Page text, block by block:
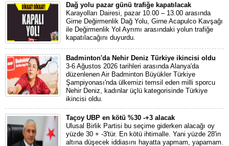
Dağ yolu pazar günü trafiğe kapatılacak
Karayolları Dairesi, pazar 10.00 – 13.00 arasında
Girne Değirmenlik Dağ Yolu, Girne Acapulco Kavşağı
ile Değirmenlik Yol Ayrımı arasındaki yolun trafiğe
kapatılacağını duyurdu.
Badminton'da Nehir Deniz Türkiye ikincisi oldu
3-6 Ağustos 2026 tarihleri arasında Alanya'da
düzenlenen Air Badminton Büyükler Türkiye
Şampiyonası'nda ülkemizi temsil eden milli sporcu
Nehir Deniz, kadınlar üçlü kategorisinde Türkiye
ikincisi oldu.
Taçoy UBP en kötü %30 -+3 alacak
Ulusal Birlik Partisi bu seçime giderken alacağı oy
yüzde 30 + -3'tür. En kötü ihtimalle. Yani yüzde 28'in
altına düşecek iddiasını hayatta yapmam, yapamam.